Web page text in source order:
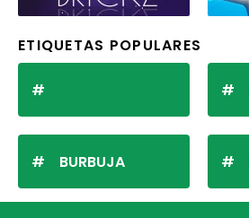
ETIQUETAS POPULARES
BURBUJA